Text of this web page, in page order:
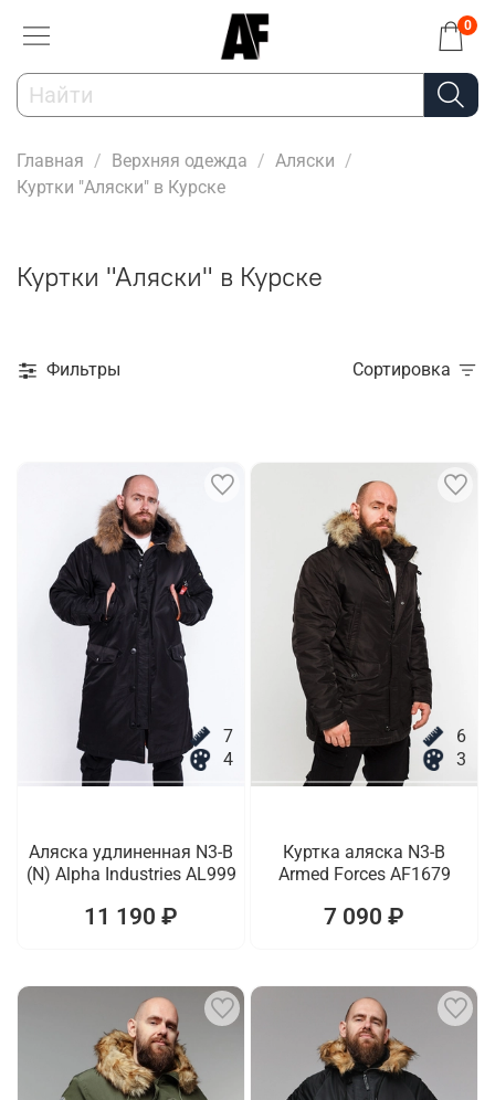
0
Главная Верхняя одежда
Аляски
Куртки "Аляски" в Курске
Куртки "Аляски" в Курске
Фильтры Сортировка
7
4
Аляска удлиненная N3-B
(N) Alpha Industries AL999
11 190 ₽
6
3
Куртка аляска N3-B
Armed Forces AF1679
7 090 ₽